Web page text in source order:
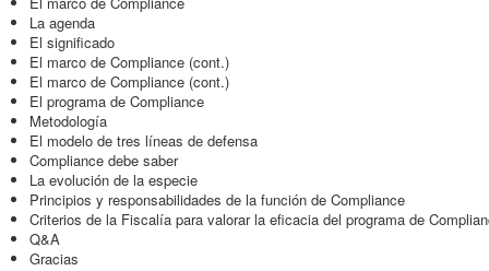
La agenda
El significado
El marco de Compliance (cont.)
El marco de Compliance (cont.)
El programa de Compliance
Metodología
El modelo de tres líneas de defensa
Compliance debe saber
La evolución de la especie
Principios y responsabilidades de la función de Compliance
Criterios de la Fiscalía para valorar la eficacia del programa de
Q&A
Gracias